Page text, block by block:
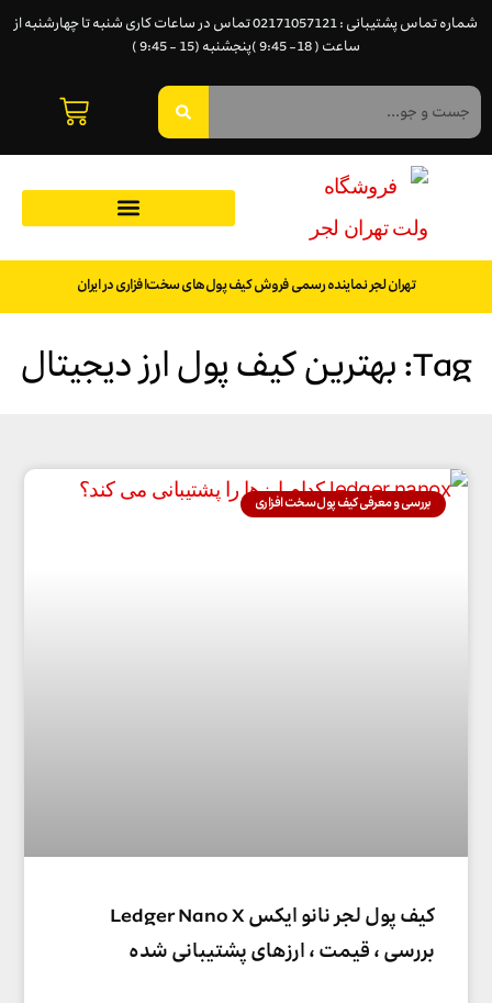
شماره تماس پشتیبانی : 02171057121 تماس در ساعات کاری شنبه تا چهارشنبه از
ساعت ( 18- 9:45 )پنجشنبه (15 - 9:45 )
تهران لجر نماینده رسمی فروش کیف پول‌های سخت‌افزاری در ایران
Tag: بهترین کیف پول ارز دیجیتال
بررسی و معرفی کیف پول سخت افزاری
کیف پول لجر نانو ایکس Ledger Nano X
بررسی ، قیمت ، ارزهای پشتیبانی شده